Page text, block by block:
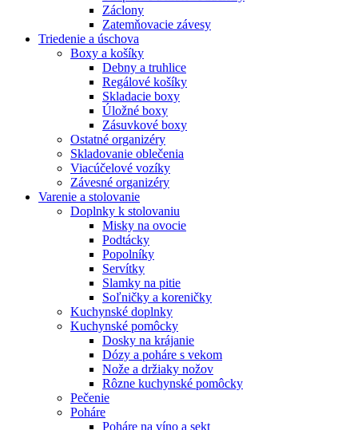
Záclony
Zatemňovacie závesy
Triedenie a úschova
Boxy a košíky
Debny a truhlice
Regálové košíky
Skladacie boxy
Úložné boxy
Zásuvkové boxy
Ostatné organizéry
Skladovanie oblečenia
Viacúčelové vozíky
Závesné organizéry
Varenie a stolovanie
Doplnky k stolovaniu
Misky na ovocie
Podtácky
Popolníky
Servítky
Slamky na pitie
Soľničky a koreničky
Kuchynské doplnky
Kuchynské pomôcky
Dosky na krájanie
Dózy a poháre s vekom
Nože a držiaky nožov
Rôzne kuchynské pomôcky
Pečenie
Poháre
Poháre na víno a sekt